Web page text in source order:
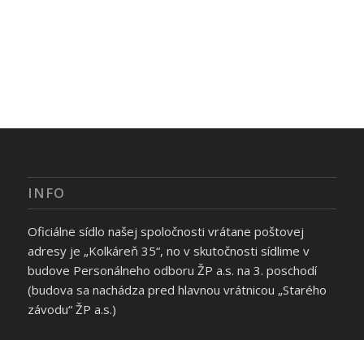
INFO
Oficiálne sídlo našej spoločnosti vrátane poštovej
adresy je „Kolkáreň 35“, no v skutočnosti sídlime v
budove Personálneho odboru ŽP a.s. na 3. poschodí
(budova sa nachádza pred hlavnou vrátnicou „Starého
závodu“ ŽP a.s.)